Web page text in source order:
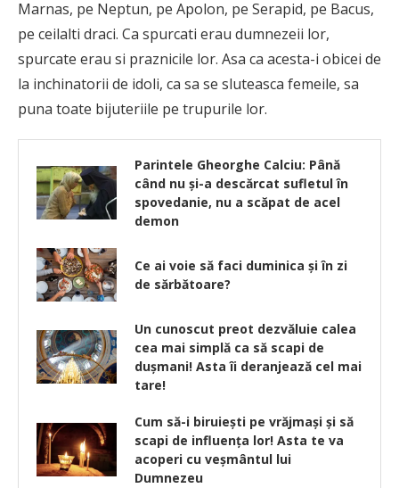
Marnas, pe Neptun, pe Apolon, pe Serapid, pe Bacus,
pe ceilalti draci. Ca spurcati erau dumnezeii lor,
spurcate erau si praznicile lor. Asa ca acesta-i obicei de
la inchinatorii de idoli, ca sa se sluteasca femeile, sa
puna toate bijuteriile pe trupurile lor.
Parintele Gheorghe Calciu: Până
când nu şi-a descărcat sufletul în
spovedanie, nu a scăpat de acel
demon
Ce ai voie să faci duminica şi în zi
de sărbătoare?
Un cunoscut preot dezvăluie calea
cea mai simplă ca să scapi de
dușmani! Asta îi deranjează cel mai
tare!
Cum să-i biruieşti pe vrăjmaşi şi să
scapi de influenţa lor! Asta te va
acoperi cu veşmântul lui
Dumnezeu